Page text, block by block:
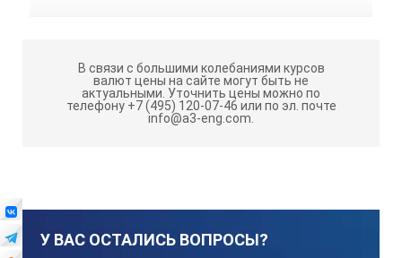
В связи с большими колебаниями курсов
валют цены на сайте могут быть не
актуальными. Уточнить цены можно по
телефону +7 (495) 120-07-46 или по эл. почте
info@a3-eng.com.
У ВАС ОСТАЛИСЬ ВОПРОСЫ?